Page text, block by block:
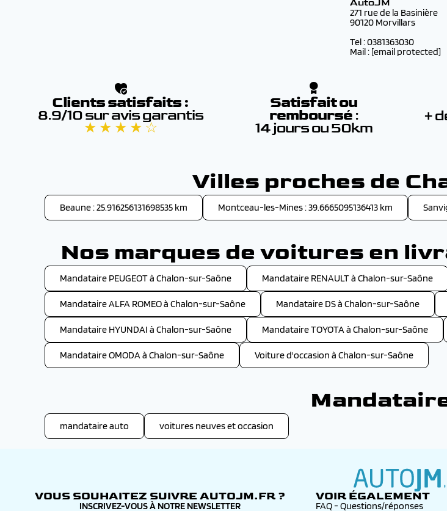
AutoJM
271 rue de la Basinière
90120 Morvillars
Tel : 0381363030
Mail : [email protected]
Clients satisfaits :
8.9/10 sur avis garantis
★ ★ ★ ★ ☆
Satisfait ou
remboursé :
14 jours ou 50km
+
Villes proches de
Beaune : 25.916256131698535 km Montceau-les-Mines : 39.6665095136413 km
Nos marques de voitures en
Mandataire PEUGEOT à Chalon-sur-Saône Mandataire RENAULT à Chalon-sur-Saône
Mandataire ALFA ROMEO à Chalon-sur-Saône Mandataire DS à Chalon-sur-Saône
Mandataire HYUNDAI à Chalon-sur-Saône Mandataire TOYOTA à Chalon-sur-Saône
Mandataire OMODA à Chalon-sur-Saône Voiture d'occasion à Chalon-sur-Saône
mandataire auto voitures neuves et occasion
autojm.fr
VOUS SOUHAITEZ SUIVRE AUTOJM.FR ?
INSCRIVEZ-VOUS À NOTRE NEWSLETTER
VOIR ÉGALEMENT
FAQ - Questions/réponses